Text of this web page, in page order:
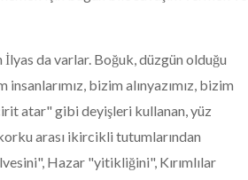
İlyas da varlar. Boğuk, düzgün olduğu
bizim alınyazımız, bizim
atar" gibi deyişleri kullanan, yüz
arası ikircikli tutumlarından
Hazar "yitikliğini", Kırımlılar